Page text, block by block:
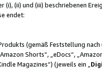
(ii) und (iii) beschriebenen
endet:
(gemäß Feststellung
Shorts“, „eDocs“,
Magazines“) (jeweils ein „